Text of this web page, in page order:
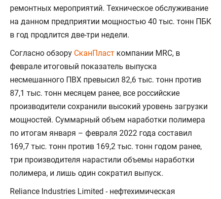
ремонтных мероприятий. Техническое обслуживание
на данном предприятии мощностью 40 тыс. тонн ПБК
в год продлится две-три недели.
Согласно обзору СканПласт компании MRC, в
феврале итоговый показатель выпуска
несмешанного ПВХ превысил 82,6 тыс. тонн против
87,1 тыс. тонн месяцем ранее, все российские
производители сохранили высокий уровень загрузки
мощностей. Суммарный объем наработки полимера
по итогам января – февраля 2022 года составил
169,7 тыс. тонн против 169,2 тыс. тонн годом ранее,
три производителя нарастили объемы наработки
полимера, и лишь один сократил выпуск.
Reliance Industries Limited - нефтехимическая